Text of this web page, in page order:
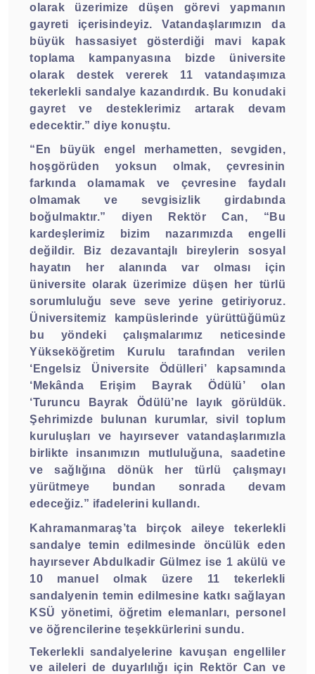
olarak üzerimize düşen görevi yapmanın
gayreti içerisindeyiz. Vatandaşlarımızın da
büyük hassasiyet gösterdiği mavi kapak
toplama kampanyasına bizde üniversite
olarak destek vererek 11 vatandaşımıza
tekerlekli sandalye kazandırdık. Bu konudaki
gayret ve desteklerimiz artarak devam
edecektir.” diye konuştu.
“En büyük engel merhametten, sevgiden,
hoşgörüden yoksun olmak, çevresinin
farkında olamamak ve çevresine faydalı
olmamak ve sevgisizlik girdabında
boğulmaktır.” diyen Rektör Can, “Bu
kardeşlerimiz bizim nazarımızda engelli
değildir. Biz dezavantajlı bireylerin sosyal
hayatın her alanında var olması için
üniversite olarak üzerimize düşen her türlü
sorumluluğu seve seve yerine getiriyoruz.
Üniversitemiz kampüslerinde yürüttüğümüz
bu yöndeki çalışmalarımız neticesinde
Yükseköğretim Kurulu tarafından verilen
‘Engelsiz Üniversite Ödülleri’ kapsamında
‘Mekânda Erişim Bayrak Ödülü’ olan
‘Turuncu Bayrak Ödülü’ne layık görüldük.
Şehrimizde bulunan kurumlar, sivil toplum
kuruluşları ve hayırsever vatandaşlarımızla
birlikte insanımızın mutluluğuna, saadetine
ve sağlığına dönük her türlü çalışmayı
yürütmeye bundan sonrada devam
edeceğiz.” ifadelerini kullandı.
Kahramanmaraş’ta birçok aileye tekerlekli
sandalye temin edilmesinde öncülük eden
hayırsever Abdulkadir Gülmez ise 1 akülü ve
10 manuel olmak üzere 11 tekerlekli
sandalyenin temin edilmesine katkı sağlayan
KSÜ yönetimi, öğretim elemanları, personel
ve öğrencilerine teşekkürlerini sundu.
Tekerlekli sandalyelerine kavuşan engelliler
ve aileleri de duyarlılığı için Rektör Can ve